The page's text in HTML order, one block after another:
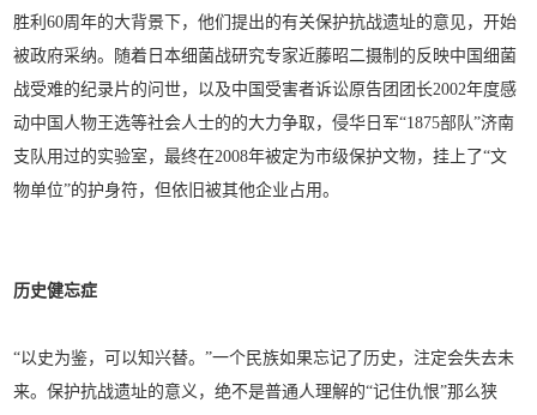
胜利60周年的大背景下，他们提出的有关保护抗战遗址的意见，开始
被政府采纳。随着日本细菌战研究专家近藤昭二摄制的反映中国细菌
战受难的纪录片的问世，以及中国受害者诉讼原告团团长2002年度感
动中国人物王选等社会人士的的大力争取，侵华日军“1875部队”济南
支队用过的实验室，最终在2008年被定为市级保护文物，挂上了“文
物单位”的护身符，但依旧被其他企业占用。
历史健忘症
“以史为鉴，可以知兴替。”一个民族如果忘记了历史，注定会失去未
来。保护抗战遗址的意义，绝不是普通人理解的“记住仇恨”那么狭